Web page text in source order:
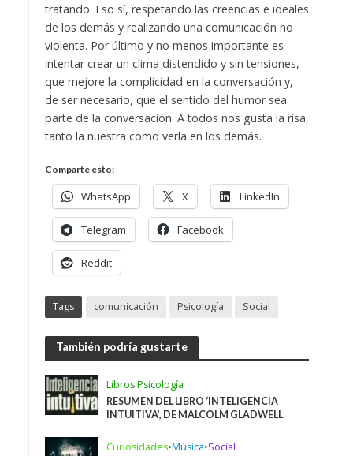
tratando. Eso sí, respetando las creencias e ideales
de los demás y realizando una comunicación no
violenta. Por último y no menos importante es
intentar crear un clima distendido y sin tensiones,
que mejore la complicidad en la conversación y,
de ser necesario, que el sentido del humor sea
parte de la conversación. A todos nos gusta la risa,
tanto la nuestra como verla en los demás.
Comparte esto:
WhatsApp X LinkedIn
Telegram Facebook
Reddit
Tags comunicación Psicología Social
También podría gustarte
Libros Psicología
RESUMEN DEL LIBRO ‘INTELIGENCIA
INTUITIVA’, DE MALCOLM GLADWELL
Curiosidades•Música•Social